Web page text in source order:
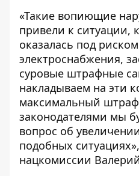
«Такие вопиющие
привели к ситуации,
оказалась под
электроснабжения,
суровые штрафные
накладываем на эти
максимальный
законодателями мы
вопрос об
подобных
нацкомиссии